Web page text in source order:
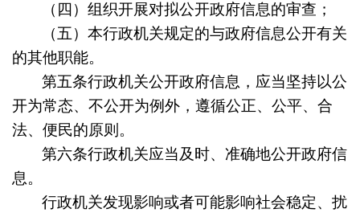
（四）组织开展对拟公开政府信息的审查；
（五）本行政机关规定的与政府信息公开有关
的其他职能。
第五条行政机关公开政府信息，应当坚持以公
开为常态、不公开为例外，遵循公正、公平、合
法、便民的原则。
第六条行政机关应当及时、准确地公开政府信
息。
行政机关发现影响或者可能影响社会稳定、扰